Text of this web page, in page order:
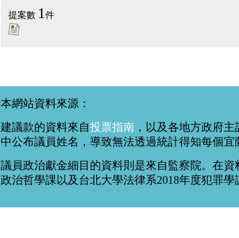
提案數 1件
本網站資料來源：
建議款的資料來自投票指南 ，以及各地方政府
中公布議員姓名，導致無法透過統計得知每個宜
議員政治獻金細目的資料則是來自監察院。在
政治哲學課以及台北大學法律系2018年度犯罪學